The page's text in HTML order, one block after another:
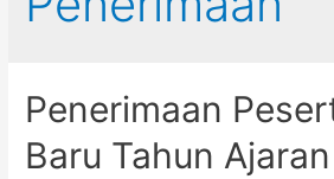
Penerimaan
Baru Tahun